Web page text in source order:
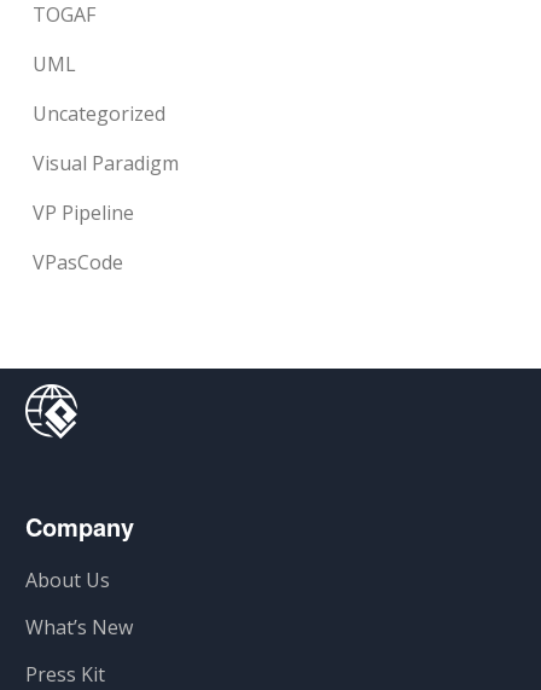
TOGAF
UML
Uncategorized
Visual Paradigm
VP Pipeline
VPasCode
Company
About Us
What’s New
Press Kit